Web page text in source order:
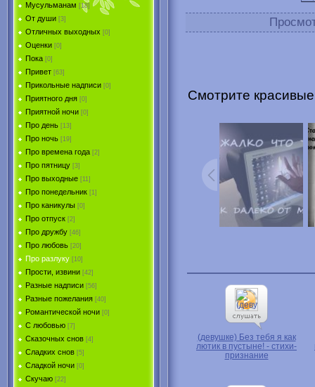
Мусульманам [18]
От души [3]
Отличных выходных [0]
Оценки [0]
Пока [0]
Привет [63]
Прикольные надписи [0]
Приятного дня [0]
Приятной ночи [0]
Про день [13]
Про ночь [19]
Про времена года [2]
Про пятницу [3]
Про выходные [11]
Про понедельник [1]
Про каникулы [0]
Про отпуск [2]
Про дружбу [46]
Про любовь [20]
Про разлуку [10]
Прости, извини [42]
Разные надписи [56]
Разные пожелания [40]
Романтической ночи [0]
С любовью [7]
Сказочных снов [4]
Сладких снов [5]
Сладкой ночи [0]
Скучаю [22]
Смотрите
(девушке) Без тебя я как
лютик в пустыне! - стихи-
признание